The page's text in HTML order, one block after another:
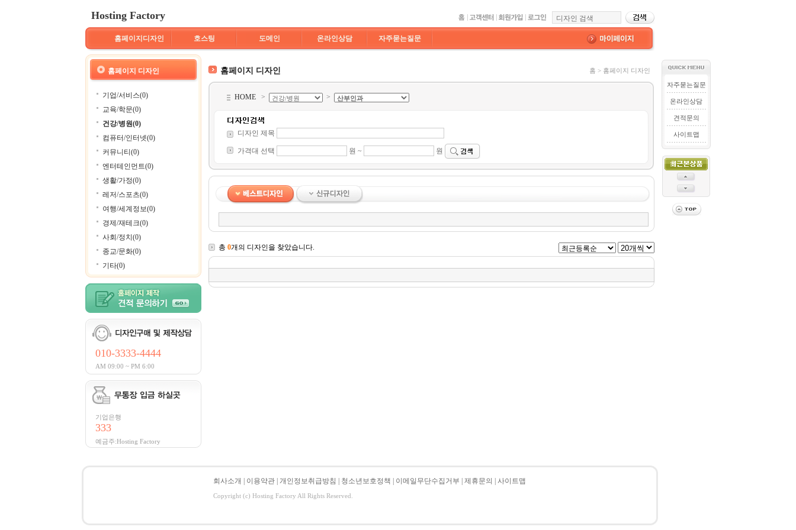
Hosting Factory
홈페이지디자인 호스팅 도메인 온라인상담 자주묻는질문
홈페이지 디자인
기업/서비스(0)
교육/학문(0)
건강/병원(0)
컴퓨터/인터넷(0)
커뮤니티(0)
엔터테인먼트(0)
생활/가정(0)
레저/스포츠(0)
여행/세계정보(0)
경제/재테크(0)
사회/정치(0)
종교/문화(0)
기타(0)
010-3333-4444
AM 09:00 ~ PM 6:00
기업은행
333
예금주:Hosting Factory
홈페이지 디자인 홈 > 홈페이지 디자인
HOME > >
디자인 제목
가격대 선택 원 ~ 원
총 0개의 디자인을 찾았습니다.
자주묻는질문
온라인상담
견적문의
사이트맵
회사소개 이용약관 개인정보취급방침 청소년보호정책 이메일무단수집거부 제휴문의 사이트맵
Copyright (c) Hosting Factory All Rights Reserved.